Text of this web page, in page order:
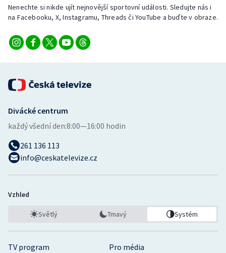
Nenechte si nikde ujít nejnovější sportovní události. Sledujte nás i
na Facebooku, X, Instagramu, Threads či YouTube a buďte v obraze.
TV program
Pro média
Divácké centrum
každý všední den:8:00—16:00 hodin
261 136 113
info@ceskatelevize.cz
Vzhled
Světlý Tmavý Systém